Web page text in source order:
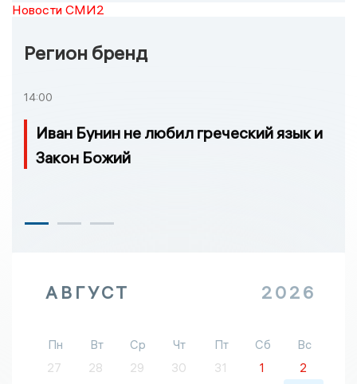
Новости СМИ2
Регион бренд
14:00
Иван Бунин не любил греческий язык и
Закон Божий
АВГУСТ 2026
Пн Вт Ср Чт Пт Сб
Вс
27
28 29 30 31 1
2